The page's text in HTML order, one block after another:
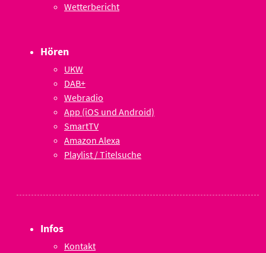
Wetterbericht
Hören
UKW
DAB+
Webradio
App (iOS und Android)
SmartTV
Amazon Alexa
Playlist / Titelsuche
Infos
Kontakt